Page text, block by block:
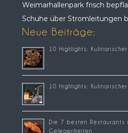
Weimarhallenpark frisch
Schuhe über Stromleitungen
Neue Beiträge:
10 Highlights:
10 Highlights:
Die 7 besten Restaurants
Gelegenheiten